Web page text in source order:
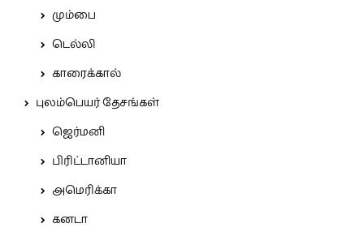
மும்பை
டெல்லி
காரைக்கால்
புலம்பெயர் தேசங்கள்
ஜெர்மனி
பிரிட்டானியா
அமெரிக்கா
கனடா